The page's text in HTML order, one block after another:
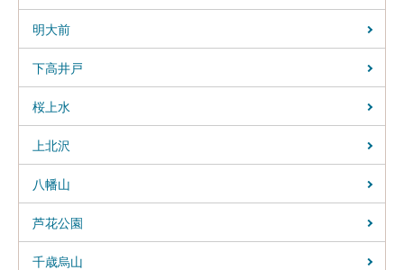
明大前
下高井戸
桜上水
上北沢
八幡山
芦花公園
千歳烏山